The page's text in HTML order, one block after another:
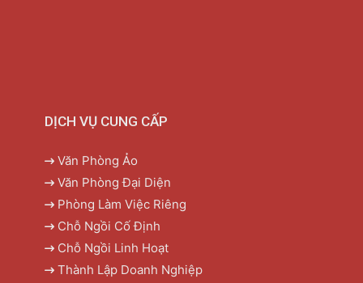
DỊCH VỤ CUNG CẤP
Văn Phòng Ảo
Văn Phòng Đại Diện
Phòng Làm Việc Riêng
Chỗ Ngồi Cố Định
Chỗ Ngồi Linh Hoạt
Thành Lập Doanh Nghiệp